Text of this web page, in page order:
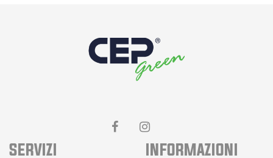
SERVIZI INFORMAZIONI